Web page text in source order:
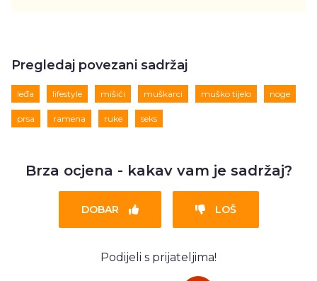
Pregledaj povezani sadržaj
leđa lifestyle mišići muškarci muško tijelo noge
prsa ramena ruke seks
Brza ocjena - kakav vam je sadržaj?
DOBAR LOŠ
Podijeli s prijateljima!